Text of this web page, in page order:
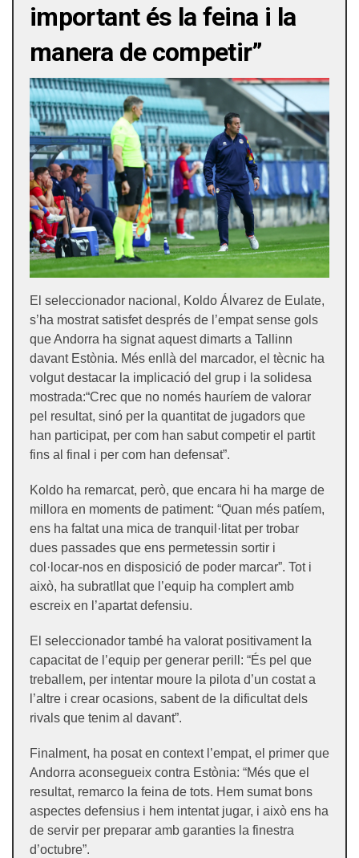
important és la feina i la
manera de competir”
El seleccionador nacional, Koldo Álvarez de Eulate,
s’ha mostrat satisfet després de l’empat sense gols
que Andorra ha signat aquest dimarts a Tallinn
davant Estònia. Més enllà del marcador, el tècnic ha
volgut destacar la implicació del grup i la solidesa
mostrada:“Crec que no només hauríem de valorar
pel resultat, sinó per la quantitat de jugadors que
han participat, per com han sabut competir el partit
fins al final i per com han defensat”.
Koldo ha remarcat, però, que encara hi ha marge de
millora en moments de patiment: “Quan més patíem,
ens ha faltat una mica de tranquil·litat per trobar
dues passades que ens permetessin sortir i
col·locar-nos en disposició de poder marcar”. Tot i
això, ha subratllat que l’equip ha complert amb
escreix en l’apartat defensiu.
El seleccionador també ha valorat positivament la
capacitat de l’equip per generar perill: “És pel que
treballem, per intentar moure la pilota d’un costat a
l’altre i crear ocasions, sabent de la dificultat dels
rivals que tenim al davant”.
Finalment, ha posat en context l’empat, el primer que
Andorra aconsegueix contra Estònia: “Més que el
resultat, remarco la feina de tots. Hem sumat bons
aspectes defensius i hem intentat jugar, i això ens ha
de servir per preparar amb garanties la finestra
d’octubre”.